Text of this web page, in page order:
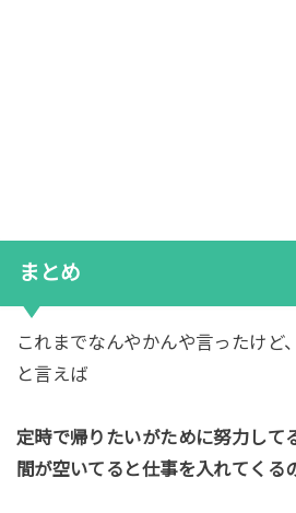
まとめ
これまでなんやかんや言ったけど
と言えば
定時で帰りたいがために努力して
間が空いてると仕事を入れてくる